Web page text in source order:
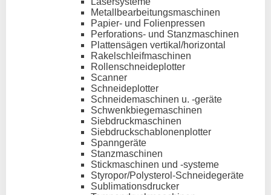
Metallbearbeitungsmaschinen
Papier- und Folienpressen
Perforations- und Stanzmaschinen
Plattensägen vertikal/horizontal
Rakelschleifmaschinen
Rollenschneideplotter
Scanner
Schneideplotter
Schneidemaschinen u. -geräte
Schwenkbiegemaschinen
Siebdruckmaschinen
Siebdruckschablonenplotter
Spanngeräte
Stanzmaschinen
Stickmaschinen und -systeme
Styropor/Polysterol-Schneidegeräte
Sublimationsdrucker